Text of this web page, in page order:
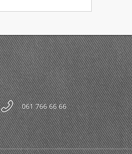
061 766 66 66